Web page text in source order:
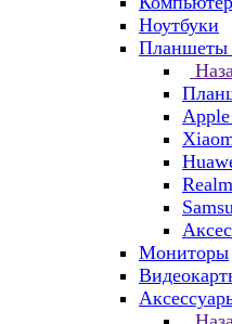
Ноутбуки
Планшеты
Мониторы